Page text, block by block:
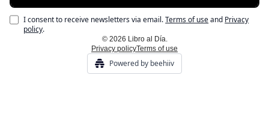
I consent to receive newsletters via email.Terms of useand Privacy
policy.
© 2026 Libro al Día.
Privacy policyTerms of use
Powered by beehiiv